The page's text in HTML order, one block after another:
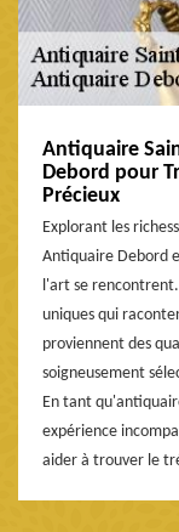
Antiquaire
Debord pour
Précieux
Explorant les
Antiquaire Debord
l'art se rencontrent.
uniques qui
proviennent des
soigneusement
En tant
expérience
aider à trouver le